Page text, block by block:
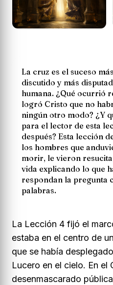
La cruz es el suceso
discutido y más
humana. ¿Qué ocurrió
logró Cristo que no
ningún otro modo? ¿Y
para el lector de esta
después? Esta lección
los hombres que
morir, le vieron
vida explicando lo que
respondan la pregunta
palabras.
La Lección 4 fijó el
estaba en el centro de
que se había
Lucero en el cielo. En el
desenmascarado